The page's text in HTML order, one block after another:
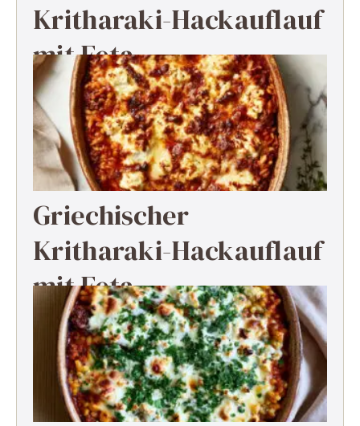
Kritharaki-Hackauflauf
mit Feta
Griechischer
Kritharaki-Hackauflauf
mit Feta